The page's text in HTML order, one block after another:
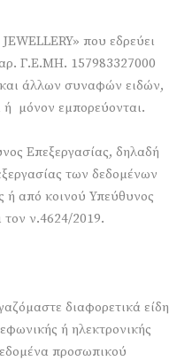
που εδρεύει
Γ.Ε.ΜΗ. 157983327000
και άλλων συναφών ειδών,
μόνον εμπορεύονται.
Επεξεργασίας, δηλαδή
των δεδομένων
ή από κοινού Υπεύθυνος
ν.4624/2019.
διαφορετικά είδη
ή ηλεκτρονικής
προσωπικού